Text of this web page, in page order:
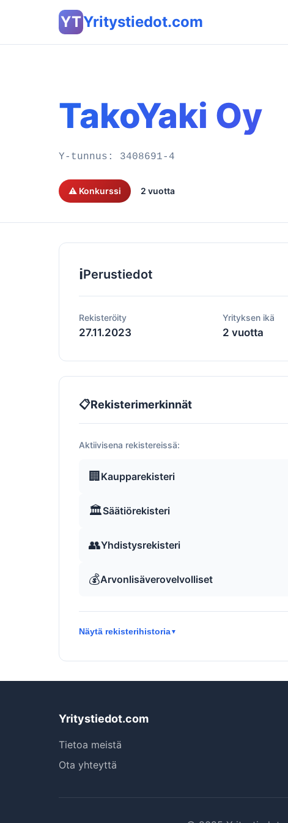
YTYritystiedot.com
TakoYaki Oy
Y-tunnus: 3408691-4
⚠️ Konkurssi 2 vuotta
ℹ️Perustiedot
Rekisteröity
27.11.2023
Yrityksen ikä
2 vuotta
📋Rekisterimerkinnät
Aktiivisena rekistereissä:
🏢 Kaupparekisteri
🏛️Säätiörekisteri
👥Yhdistysrekisteri
💰Arvonlisäverovelvolliset
Näytä rekisterihistoria▼
Yritystiedot.com
Tietoa meistä
Ota yhteyttä